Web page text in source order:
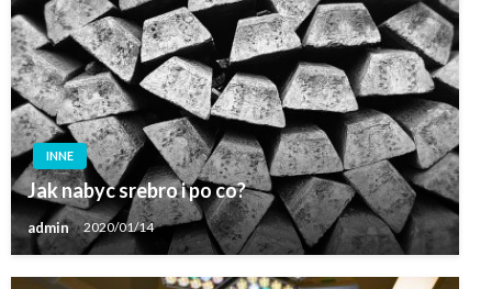
INNE
Jak nabyc srebro i po co?
admin 2020/01/14